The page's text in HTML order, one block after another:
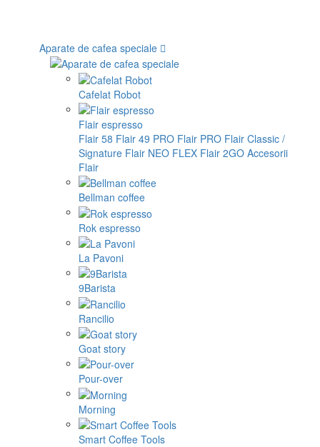
Aparate de cafea speciale
Cafelat Robot
Flair espresso
Flair 58 Flair 49 PRO Flair PRO Flair Classic /
Signature Flair NEO FLEX Flair 2GO Accesorii
Flair
Bellman coffee
Rok espresso
La Pavoni
9Barista
Rancilio
Goat story
Pour-over
Morning
Smart Coffee Tools